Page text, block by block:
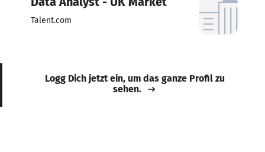
Talent.com
Logg Dich jetzt ein, um das ganze Profil zu
sehen.